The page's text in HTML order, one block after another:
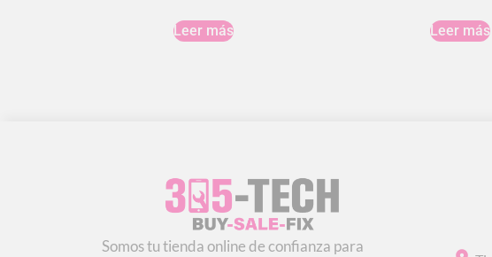
Leer más Leer más
Somos tu tienda online de confianza para